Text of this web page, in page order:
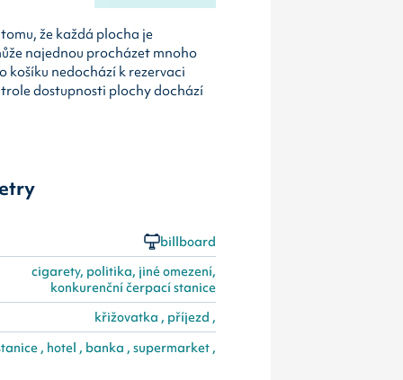
že každá plocha je
najednou procházet mnoho
košíku nedochází k rezervaci
dostupnosti plochy dochází
billboard
cigarety, politika, jiné omezení,
konkurenční čerpací stanice
křižovatka , příjezd ,
, hotel , banka , supermarket ,